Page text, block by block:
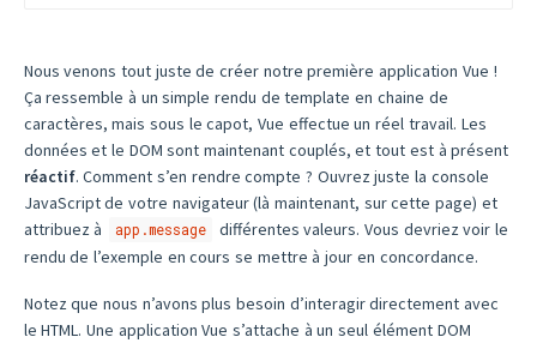
Nous venons tout juste de créer notre première application Vue !
Ça ressemble à un simple rendu de template en chaine de
caractères, mais sous le capot, Vue effectue un réel travail. Les
données et le DOM sont maintenant couplés, et tout est à présent
réactif. Comment s’en rendre compte ? Ouvrez juste la console
JavaScript de votre navigateur (là maintenant, sur cette page) et
attribuez à
app.message
différentes valeurs. Vous devriez voir le
rendu de l’exemple en cours se mettre à jour en concordance.
Notez que nous n’avons plus besoin d’interagir directement avec
le HTML. Une application Vue s’attache à un seul élément DOM